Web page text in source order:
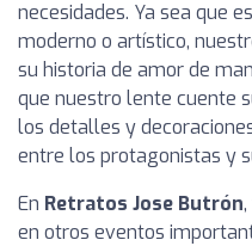
necesidades. Ya sea que
moderno o artístico,
su historia de amor de
que nuestro lente cuente
los detalles y
entre los protagonistas y
En Retratos Jose Butrón
en otros eventos